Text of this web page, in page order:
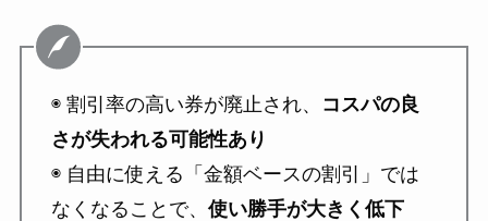
◉ 割引率の高い券が廃止され、
コスパの良
さが失われる可能性あり
◉ 自由に使える「金額ベースの割引」では
なくなることで、 使い勝手が大きく低下